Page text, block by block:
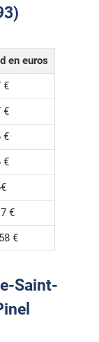
en euros
€
€
€
€
€
€
Saint-